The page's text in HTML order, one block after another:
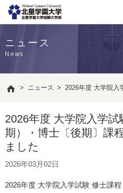
ニュース
News
> ニュース > 2026年度 大学院入
2026年度 大学院入学
期）・博士〔後期〕課
ました
2026年03月02日
2026年度 大学院入学試験 修士課